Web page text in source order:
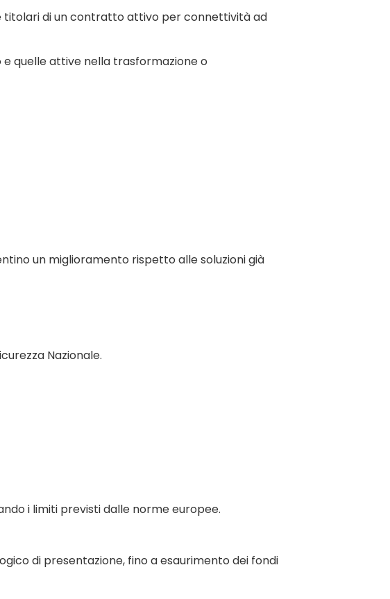
titolari di un contratto attivo per connettività ad
quelle attive nella trasformazione o
un miglioramento rispetto alle soluzioni già
Nazionale.
i limiti previsti dalle norme europee.
di presentazione, fino a esaurimento dei fondi